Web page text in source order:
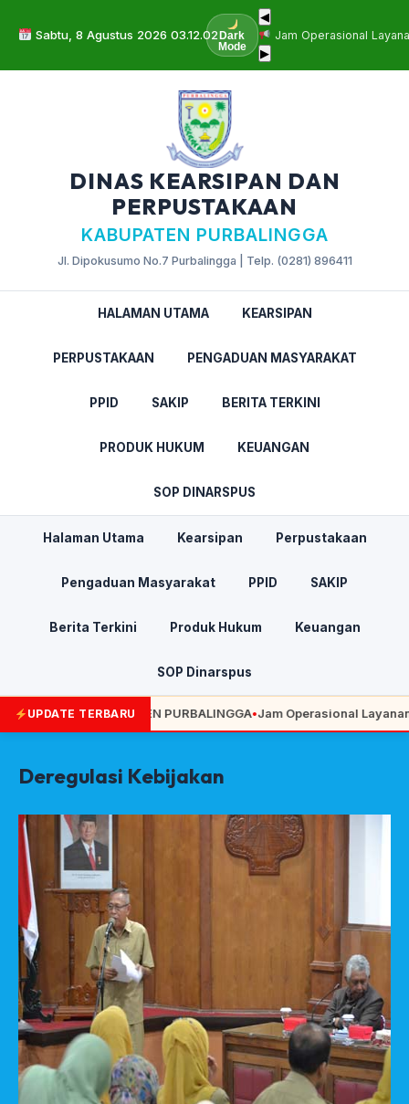
Sabtu, 8 Agustus 2026 03.12.03 Dark
Mode
◀
Jam Operasional
▶
DINAS KEARSIPAN DAN
PERPUSTAKAAN
KABUPATEN PURBALINGGA
Jl. Dipokusumo No.7 Purbalingga | Telp. (0281) 896411
HALAMAN UTAMA KEARSIPAN
PERPUSTAKAAN PENGADUAN MASYARAKAT
PPID SAKIP BERITA TERKINI
PRODUK HUKUM KEUANGAN
SOP DINARSPUS
Halaman Utama Kearsipan Perpustakaan
Pengaduan Masyarakat PPID SAKIP
Berita Terkini Produk Hukum Keuangan
SOP Dinarspus
UPDATE TERBARU
DI KABUPATEN PURBALINGGA•Jam Operasional Layanan
Deregulasi Kebijakan